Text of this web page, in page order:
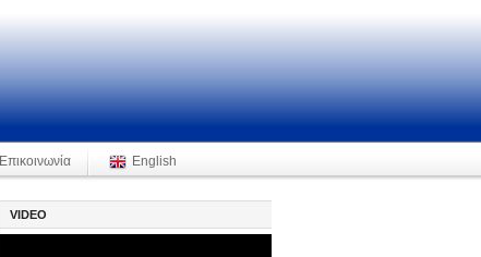
Επικοινωνία English
VIDEO